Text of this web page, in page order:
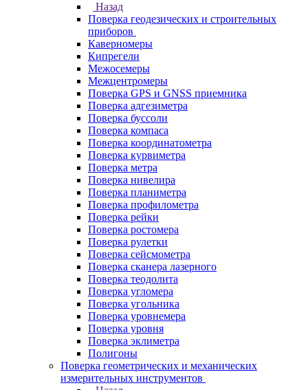
Назад
Поверка геодезических и строительных
приборов
Каверномеры
Кипрегели
Межосемеры
Межцентромеры
Поверка GPS и GNSS приемника
Поверка адгезиметра
Поверка буссоли
Поверка компаса
Поверка координатометра
Поверка курвиметра
Поверка метра
Поверка нивелира
Поверка планиметра
Поверка профилометра
Поверка рейки
Поверка ростомера
Поверка рулетки
Поверка сейсмометра
Поверка сканера лазерного
Поверка теодолита
Поверка угломера
Поверка угольника
Поверка уровнемера
Поверка уровня
Поверка эклиметра
Полигоны
Поверка геометрических и механических
измерительных инструментов